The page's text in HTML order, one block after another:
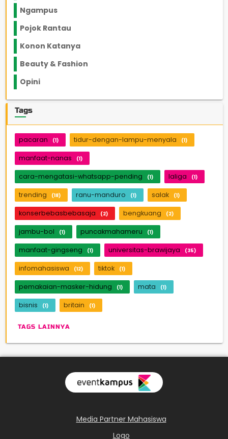
Ngampus
Pojok Rantau
Konon Katanya
Beauty & Fashion
Opini
Tags
pacaran (1) tidur-dengan-lampu-menyala (1)
manfaat-nanas (1)
cara-mengatasi-whatsapp-pending (1) laliga (1)
trending (18) ranu-manduro (1) salak (1)
konserbebasbebasaja (2) bengkuang (2)
jambu-bol (1) puncakmahameru (1)
manfaat-gingseng (1) universitas-brawijaya (35)
infomahasiswa (12) tiktok (1)
pemakaian-masker-hidung (1) mata (1)
bisnis (1) britain (1)
TAGS LAINNYA
Media Partner Mahasiswa
Logo